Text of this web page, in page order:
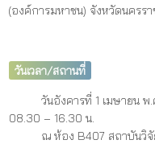
(องค์การมหาชน) จังหวัดนครร
วันเวลา/สถานที่
วันอังคารที่ 1 เมษายน พ.ศ
08.30 – 16.30 น.
ณ ห้อง B407 สถาบันวิจัย